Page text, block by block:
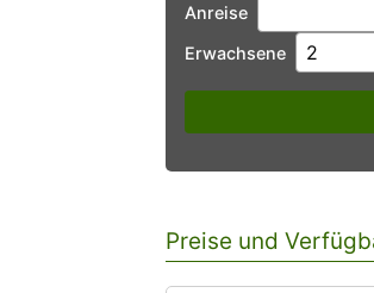
Anreise
Erwachsene
Preise und